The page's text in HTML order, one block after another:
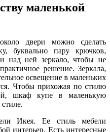
маленькой
двери можно сделать
буквально пару крючков,
над ней зеркало, чтобы не
решение. Зеркала,
освещение в маленьких
Чтобы прихожая по стилю
шкаф купе в маленькую
Икея. Ее стиль мебели
интерьер. Есть интересные